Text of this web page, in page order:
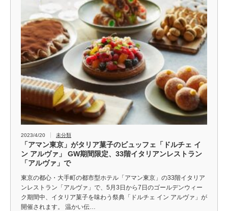
2023/4/20 未分類
「アマン東京」がタリア菓子のビュッフェ「ドルチェ イ
ン アルヴァ」 GW期間限定、33階イタリアンレストラン
「アルヴァ」で
東京の都心・大手町の都市型ホテル「アマン東京」の33階イタリア
ンレストラン「アルヴァ」で、5月3日から7日のゴールデンウィー
ク期間中、イタリア菓子を味わう祭典「ドルチェ イン アルヴァ」が
開催されます。 温かい伝…